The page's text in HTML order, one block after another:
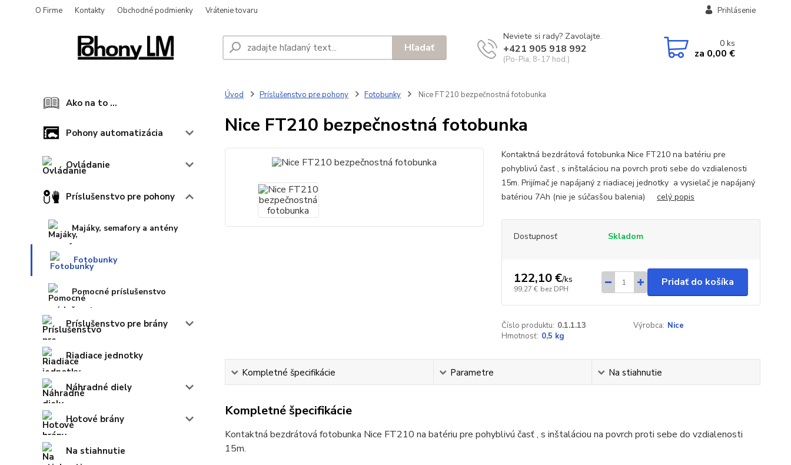
O Firme Kontakty Obchodné podmienky Vrátenie tovaru Prihlásenie
Hľadať
Neviete si rady? Zavolajte.
+421 905 918 992
(Po-Pia, 8-17 hod.)
0ks
za 0,00 €
Ako na to ...
Pohony automatizácia
Ovládanie
Príslušenstvo pre pohony
Majáky, semafory a antény
Fotobunky
Pomocné príslušenstvo
Príslušenstvo pre brány
Riadiace jednotky
Náhradné diely
Hotové brány
Na stiahnutie
Úvod Príslušenstvo pre pohony Fotobunky Nice FT210 bezpečnostná fotobunka
Nice FT210 bezpečnostná fotobunka
Kontaktná bezdrátová fotobunka Nice FT210 na batériu pre
pohyblivú časť , s inštaláciou na povrch proti sebe do vzdialenosti
15m. Prijímač je napájaný z riadiacej jednotky a vysielač je napájaný
batériou 7Ah (nie je súčasšou balenia) celý popis
Dostupnosť Skladom
122,10 €/ks
99,27 € bez DPH
Pridať do košíka
Číslo produktu: 0.1.1.13 Výrobca: Nice
Hmotnosť: 0,5 kg
Kompletné špecifikácie Parametre Na stiahnutie
Kompletné špecifikácie
Kontaktná bezdrátová fotobunka Nice FT210 na batériu pre pohyblivú časť , s inštaláciou na povrch proti sebe do vzdialenosti
15m.